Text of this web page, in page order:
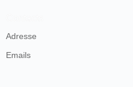
Adresse
Emails